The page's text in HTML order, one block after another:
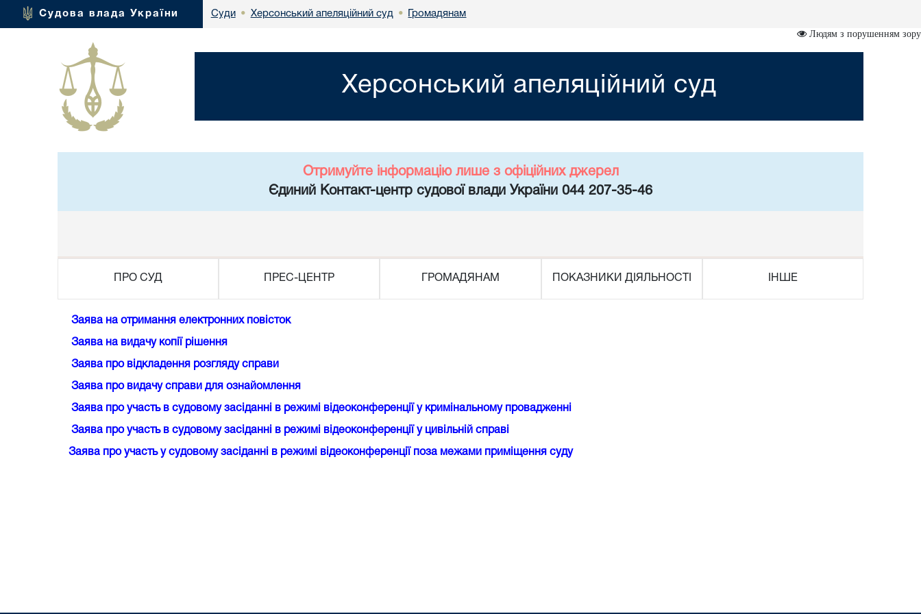
Судова влада України Суди • Херсонський апеляційний суд • Громадянам
Людям з порушенням зору
Херсонський апеляційний суд
Отримуйте інформацію лише з офіційних джерел
Єдиний Контакт-центр судової влади України 044 207-35-46
ПРО СУД ПРЕС-ЦЕНТР ГРОМАДЯНАМ ПОКАЗНИКИ ДІЯЛЬНОСТІ ІНШЕ
Заява на отримання електронних повісток
Заява на видачу копії рішення
Заява про відкладення розгляду справи
Заява про видачу справи для ознайомлення
Заява про участь в судовому засіданні в режимі відеоконференції у кримінальному провадженні
Заява про участь в судовому засіданні в режимі відеоконференції у цивільній справі
Заява про участь у судовому засіданні в режимі відеоконференції поза межами приміщення суду